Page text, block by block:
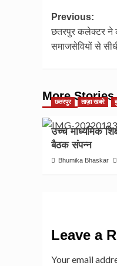
Post
Previous:
छतरपुर कलेक्टर ने
समाजसेवियों से
More Stories
छतरपुर ताज़ा खबरे
उच्च माध्यमिक
बैठक संपन्न
Bhumika Bhaskar
Leave a
Your email